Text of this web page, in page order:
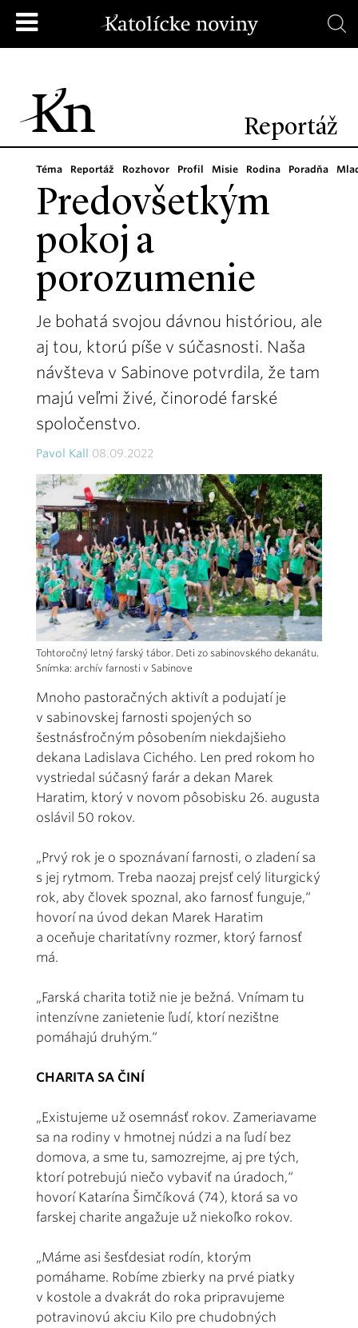
Reportáž
Téma Reportáž Rozhovor Profil Misie Rodina Poradňa
Predovšetkým
pokoj a
porozumenie
Je bohatá svojou dávnou históriou, ale
aj tou, ktorú píše v súčasnosti. Naša
návšteva v Sabinove potvrdila, že tam
majú veľmi živé, činorodé farské
spoločenstvo.
Pavol Kall 08.09.2022
Tohtoročný letný farský tábor. Deti zo sabinovského dekanátu.
Snímka: archív farnosti v Sabinove
Mnoho pastoračných aktivít a podujatí je
v sabinovskej farnosti spojených so
šestnásťročným pôsobením niekdajšieho
dekana Ladislava Cichého. Len pred rokom ho
vystriedal súčasný farár a dekan Marek
Haratim, ktorý v novom pôsobisku 26. augusta
oslávil 50 rokov.
„Prvý rok je o spoznávaní farnosti, o zladení sa
s jej rytmom. Treba naozaj prejsť celý liturgický
rok, aby človek spoznal, ako farnosť funguje,“
hovorí na úvod dekan Marek Haratim
a oceňuje charitatívny rozmer, ktorý farnosť
má.
„Farská charita totiž nie je bežná. Vnímam tu
intenzívne zanietenie ľudí, ktorí nezištne
pomáhajú druhým.“
CHARITA SA ČINÍ
„Existujeme už osemnásť rokov. Zameriavame
sa na rodiny v hmotnej núdzi a na ľudí bez
domova, a sme tu, samozrejme, aj pre tých,
ktorí potrebujú niečo vybaviť na úradoch,“
hovorí Katarína Šimčíková (74), ktorá sa vo
farskej charite angažuje už niekoľko rokov.
„Máme asi šesťdesiat rodín, ktorým
pomáhame. Robíme zbierky na prvé piatky
v kostole a dvakrát do roka pripravujeme
potravinovú akciu Kilo pre chudobných